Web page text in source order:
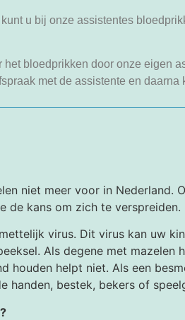
u bij onze assistentes
bloedprikken door onze eigen
met de assistente en
niet meer voor in
de kans om zich te verspreiden.
virus. Dit virus kan uw
Als degene met
houden helpt niet. Als een
handen, bestek, bekers of